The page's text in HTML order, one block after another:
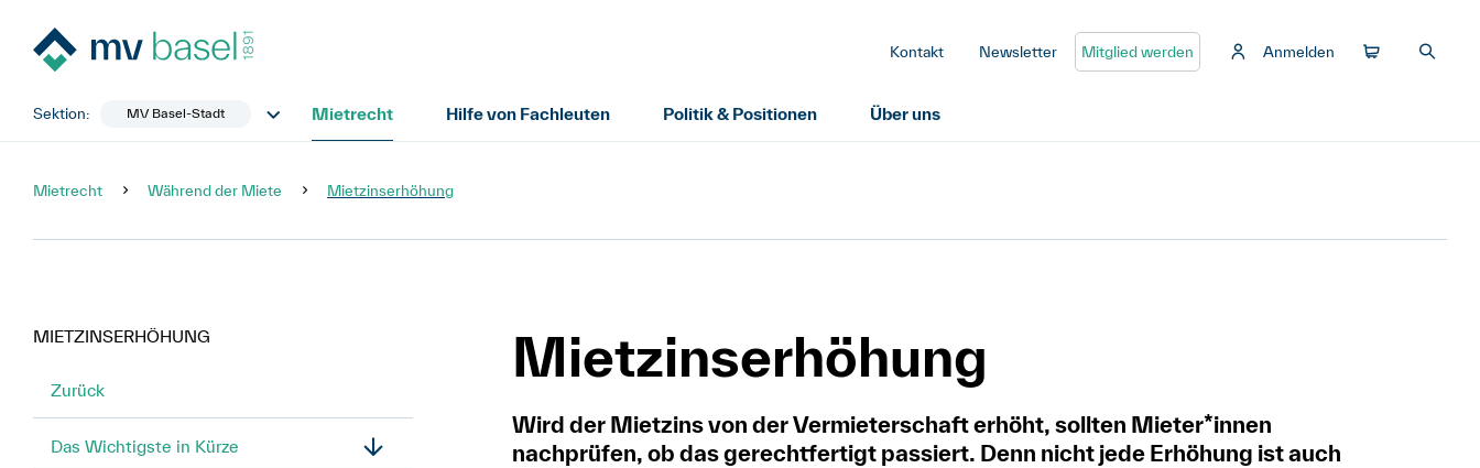
Kontakt Newsletter Mitglied werden Anmelden
Sektion: MV Basel-Stadt Mietrecht Hilfe von Fachleuten Politik & Positionen Über uns
Mietrecht Während der Miete Mietzinserhöhung
MIETZINSERHÖHUNG
Zurück
Das Wichtigste in Kürze
Mietzinserhöhung
Wird der Mietzins von der Vermieterschaft erhöht, sollten Mieter*innen
nachprüfen, ob das gerechtfertigt passiert. Denn nicht jede Erhöhung ist auch